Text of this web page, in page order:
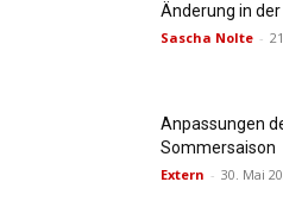
Änderung in
Sascha Nolte -
Anpassungen
Sommersaison
Extern - 30. Mai